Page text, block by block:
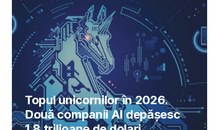
Topul unicornilor în 2026.
Două companii AI depășesc